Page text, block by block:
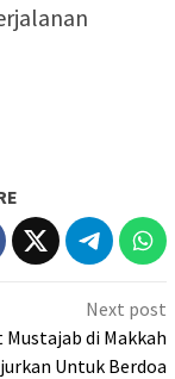
Next post
Mustajab di Makkah
Untuk Berdoa